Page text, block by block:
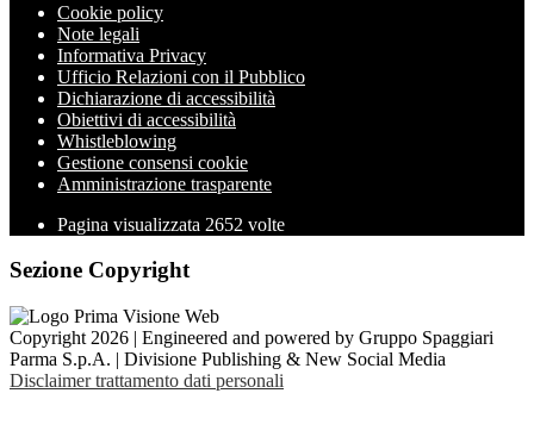
Cookie policy
Note legali
Informativa Privacy
Ufficio Relazioni con il Pubblico
Dichiarazione di accessibilità
Obiettivi di accessibilità
Whistleblowing
Gestione consensi cookie
Amministrazione trasparente
Pagina visualizzata 2652 volte
Sezione Copyright
Copyright 2026 | Engineered and powered by Gruppo Spaggiari
Parma S.p.A. | Divisione Publishing & New Social Media
Disclaimer trattamento dati personali